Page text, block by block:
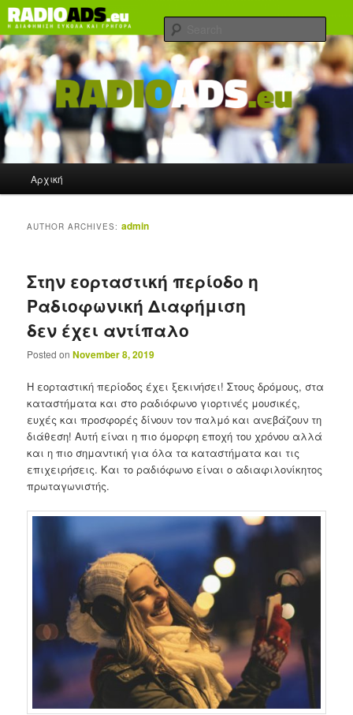
Skip
to
primary
content
Skip
to
secondary
contentradioads.eu Blog
Ραδιοφωνική διαφήμιση εύκολα και γρήγορα!
Aρχική
AUTHOR ARCHIVES:admin
Στην εορταστική περίοδο η
Ραδιοφωνική Διαφήμιση
δεν έχει αντίπαλο
Posted onNovember 8, 2019
Η εορταστική περίοδος έχει ξεκινήσει! Στους δρόμους, στα
καταστήματα και στο ραδιόφωνο γιορτινές μουσικές,
ευχές και προσφορές δίνουν τον παλμό και ανεβάζουν τη
διάθεση! Αυτή είναι η πιο όμορφη εποχή του χρόνου αλλά
και η πιο σημαντική για όλα τα καταστήματα και τις
επιχειρήσεις. Και το ραδιόφωνο είναι ο αδιαφιλονίκητος
πρωταγωνιστής.